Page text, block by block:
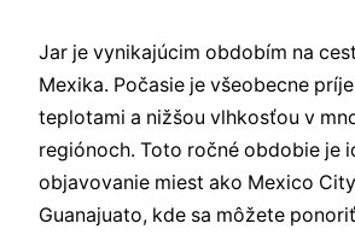
Jar je vynikajúcim obdobím na
Mexika. Počasie je všeobecne
teplotami a nižšou vlhkosťou v
regiónoch. Toto ročné obdobie je
objavovanie miest ako Mexico
Guanajuato, kde sa môžete